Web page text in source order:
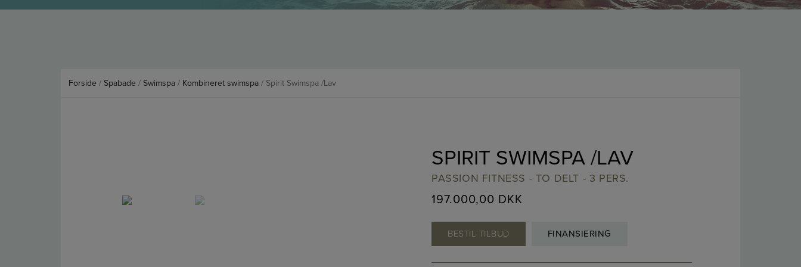
Forside / Spabade / Swimspa / Kombineret swimspa / Spirit Swimspa /Lav
SPIRIT SWIMSPA /LAV
PASSION FITNESS - TO DELT - 3 PERS.
197.000,00 DKK
BESTIL TILBUD FINANSIERING